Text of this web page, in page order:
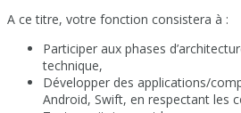
A ce titre, votre fonction consistera à :
Participer aux phases
technique,
Développer des applications/
Android, Swift, en respectant les